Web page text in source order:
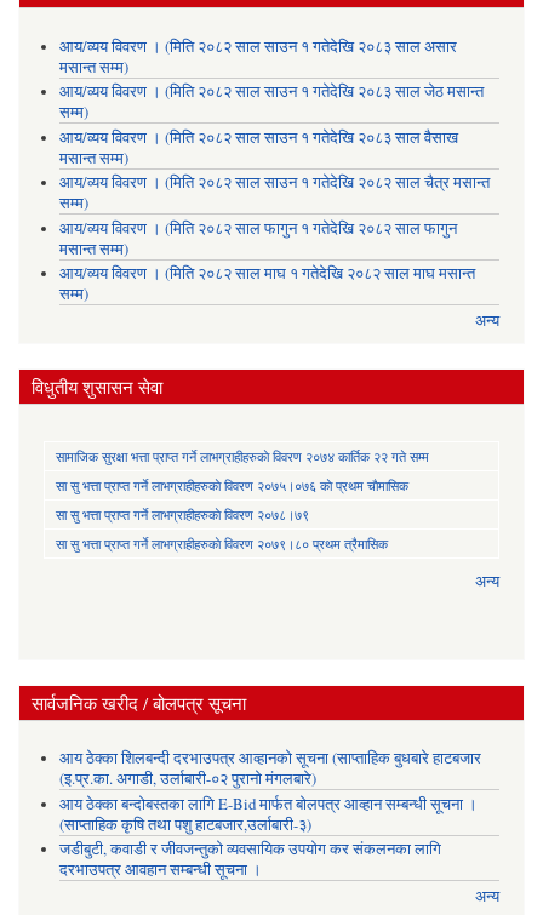
आय/व्यय विवरण । (मिति २०८२ साल साउन १ गतेदेखि २०८३ साल असार
मसान्त सम्म)
आय/व्यय विवरण । (मिति २०८२ साल साउन १ गतेदेखि २०८३ साल जेठ मसान्त
सम्म)
आय/व्यय विवरण । (मिति २०८२ साल साउन १ गतेदेखि २०८३ साल वैसाख
मसान्त सम्म)
आय/व्यय विवरण । (मिति २०८२ साल साउन १ गतेदेखि २०८२ साल चैत्र मसान्त
सम्म)
आय/व्यय विवरण । (मिति २०८२ साल फागुन १ गतेदेखि २०८२ साल फागुन
मसान्त सम्म)
आय/व्यय विवरण । (मिति २०८२ साल माघ १ गतेदेखि २०८२ साल माघ मसान्त
सम्म)
अन्य
विधुतीय शुसासन सेवा
सामाजिक सुरक्षा भत्ता प्राप्त गर्ने लाभग्राहीहरुकाे विवरण २०७४ कार्तिक २२ गते सम्म
सा‍ सु भत्ता प्राप्त गर्ने लाभग्राहीहरुकाे विवरण २०७५।०७६ काे प्रथम चाैमासिक
सा‍ सु भत्ता प्राप्त गर्ने लाभग्राहीहरुकाे विवरण २०७८।७९
सा‍ सु भत्ता प्राप्त गर्ने लाभग्राहीहरुकाे विवरण २०७९।८० प्रथम त्रैमासिक
अन्य
सार्वजनिक खरीद / बोलपत्र सूचना
आय ठेक्का शिलबन्दी दरभाउपत्र आव्हानको सूचना (साप्ताहिक बुधबारे हाटबजार
(इ.प्र.का. अगाडी, उर्लाबारी-०२ पुरानो मंगलबारे)
आय ठेक्का बन्दोबस्तका लागि E-Bid मार्फत बोलपत्र आव्हान सम्बन्धी सूचना ।
(साप्ताहिक कृषि तथा पशु हाटबजार,उर्लाबारी-३)
जडीबुटी, कवाडी र जीवजन्तुको व्यवसायिक उपयोग कर संकलनका लागि
दरभाउपत्र आवहान सम्बन्धी सूचना ।
अन्य